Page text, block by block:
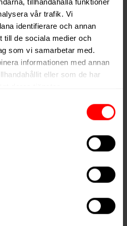
vår trafik. Vi
identifierare och annan
till de sociala medier och
som vi samarbetar med.
informationen med annan
eller som de har
who may receive and
10,0 mg
200 mg
10 g
20
0,5 g